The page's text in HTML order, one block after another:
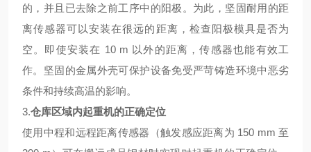
的，并且已去除之前工序中的阳极。为此，坚固耐用的距
离传感器可以安装在很远的距离，检查阳极模具是否为
空。即使安装在 10 m 以外的距离，传感器也能有效工
作。坚固的金属外壳可保护设备免受严苛铸造环境中恶劣
条件和持续高温的影响。
3.仓库区域内起重机的正确定位
使用中程和远程距离传感器（触发感应距离为 150 mm 至